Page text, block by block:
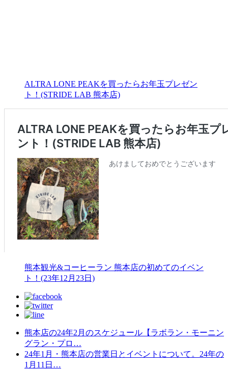
ALTRA LONE PEAKを買ったらお年玉プレゼン
ト！(STRIDE LAB 熊本店)
熊本観光&コーヒーラン 熊本店の初めてのイベン
ト！(23年12月23日)
熊本店の24年2月のスケジュール【ラボラン・モーニン
グラン・プロ…
24年1月・熊本店の営業日とイベントについて。24年の
1月11日…